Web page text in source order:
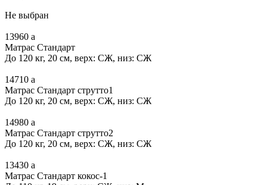
Не выбран
13960 a
Матрас Стандарт
До 120 кг, 20 см, верх: СЖ, низ: СЖ
14710 a
Матрас Стандарт струтто1
До 120 кг, 20 см, верх: СЖ, низ: СЖ
14980 a
Матрас Стандарт струтто2
До 120 кг, 20 см, верх: СЖ, низ: СЖ
13430 a
Матрас Стандарт кокос-1